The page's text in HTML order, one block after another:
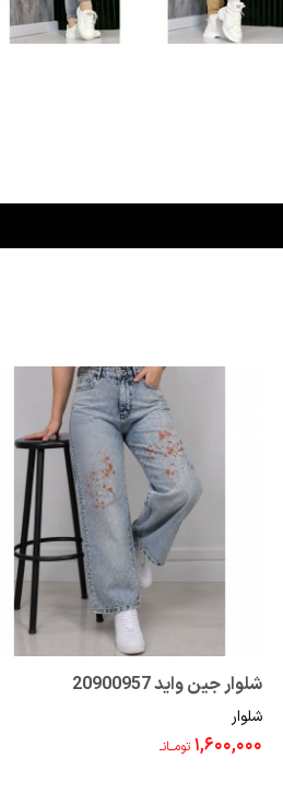
شلوار جین واید 20900957
شلوار
۱,۶۰۰,۰۰۰ تومــانـ